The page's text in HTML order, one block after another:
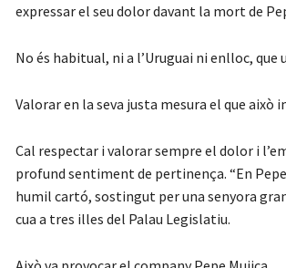
expressar el seu dolor davant la mort de
No és habitual, ni a l’Uruguai ni enlloc,
Valorar en la seva justa mesura el que això
Cal respectar i valorar sempre el dolor i
profund sentiment de pertinença. “En
humil cartó, sostingut per una senyora
cua a tres illes del Palau Legislatiu.